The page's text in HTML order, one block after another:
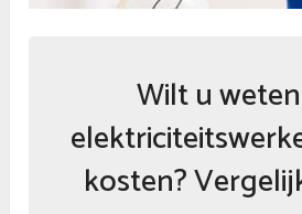
Wilt u
kosten?